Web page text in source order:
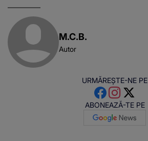
M.C.B.
Autor
URMĂREȘTE-NE PE
ABONEAZĂ-TE PE